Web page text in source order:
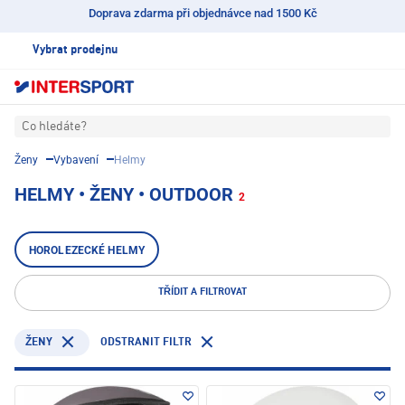
Doprava zdarma při objednávce nad 1500 Kč
Vybrat prodejnu
Co hledáte?
Ženy Vybavení Helmy
HELMY • ŽENY • OUTDOOR 2
HOROLEZECKÉ HELMY
TŘÍDIT A FILTROVAT
ŽENY ODSTRANIT FILTR